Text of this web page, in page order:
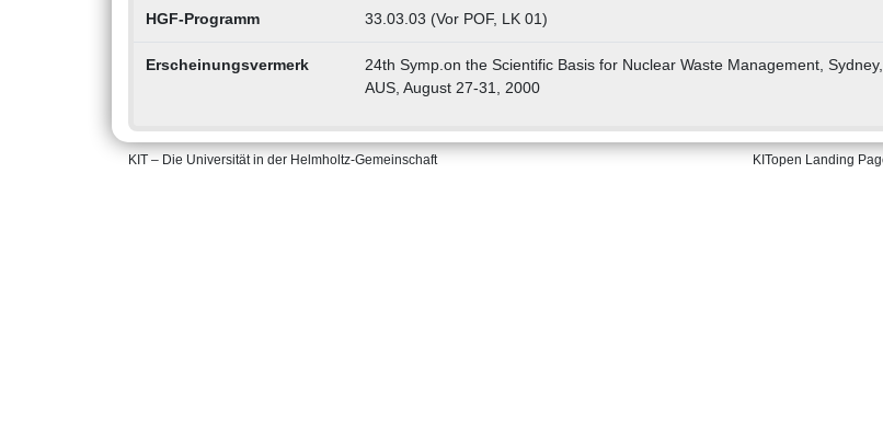
HGF-Programm 33.03.03 (Vor POF, LK 01)
Erscheinungsvermerk
24th Symp.on the Scientific Basis for Nuclear Waste Management, Sydney,
AUS, August 27-31, 2000
KIT – Die Universität in der Helmholtz-Gemeinschaft KITopen Landing